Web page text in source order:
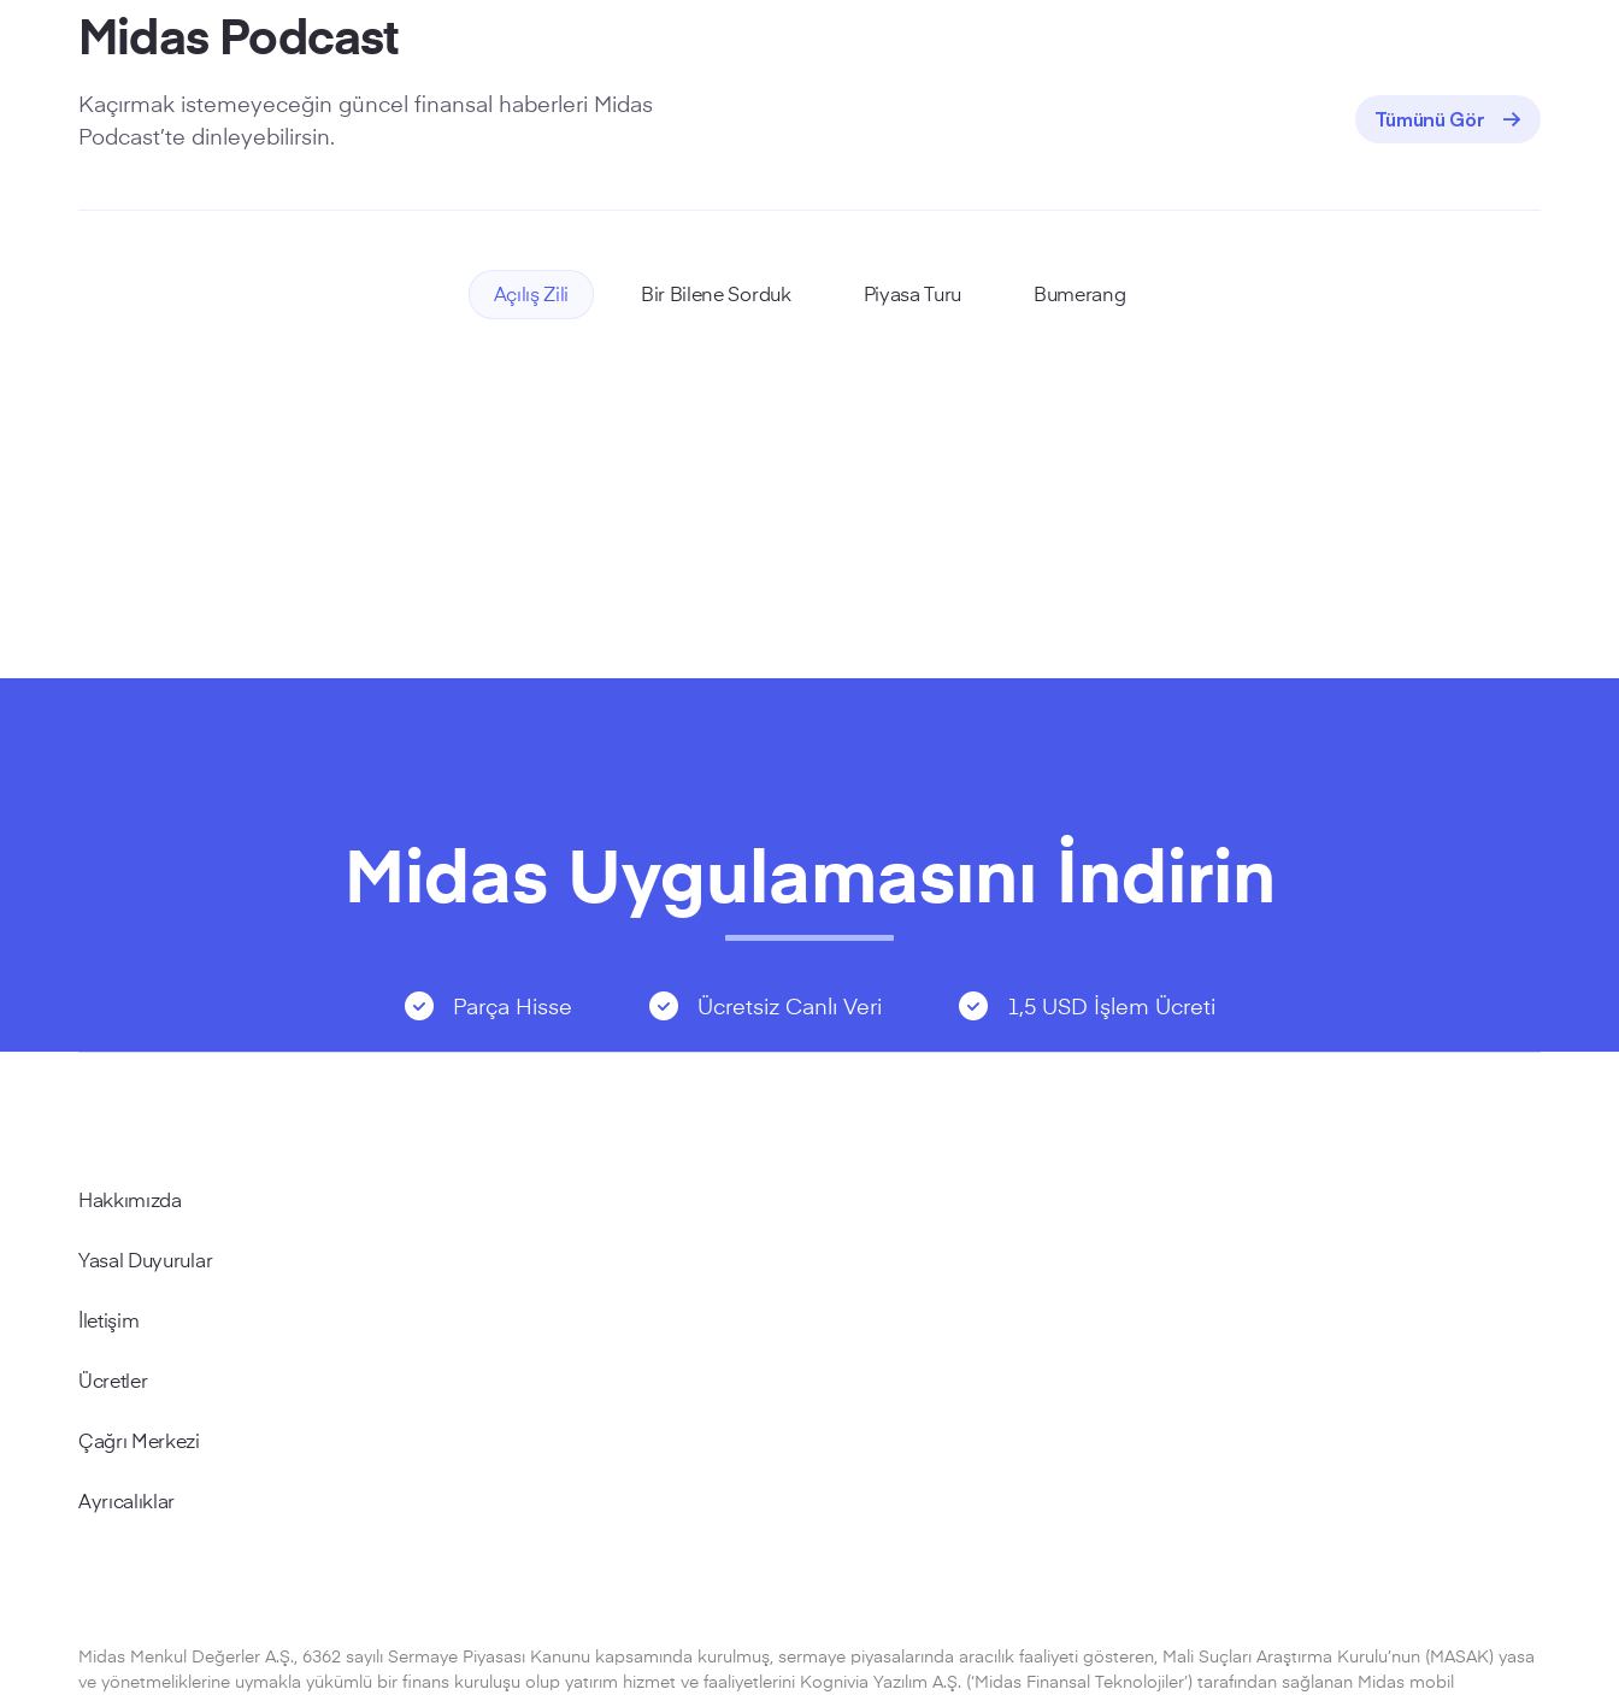
Midas Podcast
Kaçırmak istemeyeceğin güncel finansal haberleri Midas
Podcast’te dinleyebilirsin.
Tümünü Gör
Açılış Zili Bir Bilene Sorduk Piyasa Turu Bumerang
Midas Uygulamasını İndirin
Parça Hisse Ücretsiz Canlı Veri 1,5 USD İşlem Ücreti
Hakkımızda
Yasal Duyurular
İletişim
Ücretler
Çağrı Merkezi
Ayrıcalıklar
Midas Menkul Değerler A.Ş., 6362 sayılı Sermaye Piyasası Kanunu kapsamında kurulmuş, sermaye piyasalarında aracılık faaliyeti gösteren, Mali Suçları Araştırma Kurulu’nun (MASAK) yasa
ve yönetmeliklerine uymakla yükümlü bir finans kuruluşu olup yatırım hizmet ve faaliyetlerini Kognivia Yazılım A.Ş. (‘Midas Finansal Teknolojiler’) tarafından sağlanan Midas mobil